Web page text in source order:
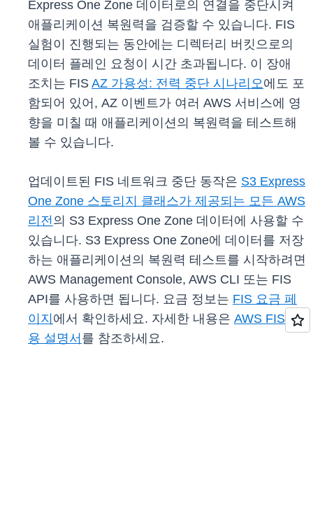
Express One Zone 데이터로의 연결을 중단시켜
애플리케이션 복원력을 검증할 수 있습니다. FIS
실험이 진행되는 동안에는 디렉터리 버킷으로의
데이터 플레인 요청이 시간 초과됩니다. 이 장애
조치는 FIS AZ 가용성: 전력 중단 시나리오에도 포
함되어 있어, AZ 이벤트가 여러 AWS 서비스에 영
향을 미칠 때 애플리케이션의 복원력을 테스트해
볼 수 있습니다.
업데이트된 FIS 네트워크 중단 동작은 S3 Express
One Zone 스토리지 클래스가 제공되는 모든 AWS
리전의 S3 Express One Zone 데이터에 사용할 수
있습니다. S3 Express One Zone에 데이터를 저장
하는 애플리케이션의 복원력 테스트를 시작하려면
AWS Management Console, AWS CLI 또는 FIS
API를 사용하면 됩니다. 요금 정보는 FIS 요금 페
이지 에서 확인하세요. 자세한 내용은 AWS FIS 사
용 설명서 를 참조하세요.